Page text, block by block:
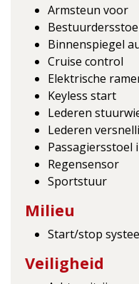
Armsteun voor
Binnenspiegel
Cruise control
Elektrische
Keyless start
Lederen
Lederen
Regensensor
Sportstuur
Milieu
Start/stop
Veiligheid